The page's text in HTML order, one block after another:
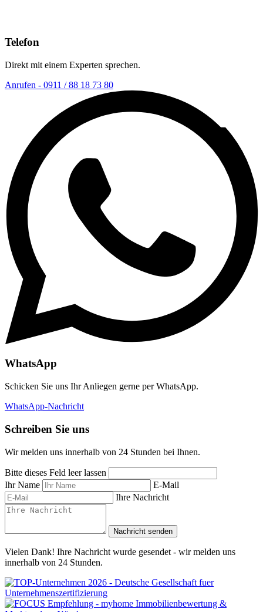
Telefon
Direkt mit einem Experten sprechen.
Anrufen - 0911 / 88 18 73 80
WhatsApp
Schicken Sie uns Ihr Anliegen gerne per WhatsApp.
WhatsApp-Nachricht
Schreiben Sie uns
Wir melden uns innerhalb von 24 Stunden bei Ihnen.
Bitte dieses Feld leer lassen
Ihr Name
E-Mail
Ihre Nachricht
Nachricht senden
Vielen Dank! Ihre Nachricht wurde gesendet - wir melden uns
innerhalb von 24 Stunden.